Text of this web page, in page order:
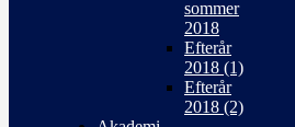
sommer
2018
Efterår
2018 (1)
Efterår
2018 (2)